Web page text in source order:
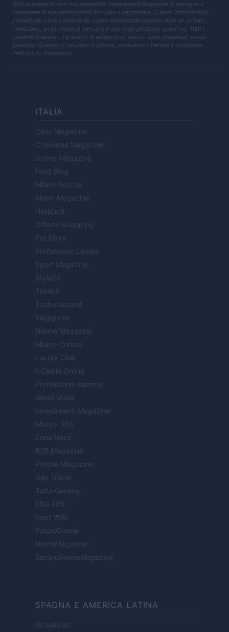
Dichiarazione di non responsabilità: Investimenti Magazine si impegna a
mantenere le sue informazioni accurate e aggiornate. Queste informazioni
potrebbero essere diverse da quelle visualizzate quando visiti un istituto
finanziario, un fornitore di servizi o il sito di un prodotto specifico. Tutti i
prodotti finanziari, i prodotti di acquisto e i servizi sono presentati senza
garanzia. Quando si valutano le offerte, consultare i Termini e condizioni
dell'istituto finanziario.
ITALIA
Casa Magazine
Cineverse Magazine
Donne Magazine
Food Blog
Milano Notizie
Motor Magazine
Notizie.it
Offerte Shopping
Pet Story
Professione Lavoro
Sport Magazine
Style24
Think.it
Tuobenessere
Viaggiamo
Nonne Magazine
Milano Cortina
Luxury Club
Il Calcio Online
Professione mamma
World Music
Investimenti Magazine
Money 365
Zona Nerd
B2B Magazine
People Magazine
Day Travel
Tutto Gaming
ESG 365
Food Wiki
FuturoDonna
HomeMagazine
SecondHomeMagazine
SPAGNA E AMERICA LATINA
Actualidad